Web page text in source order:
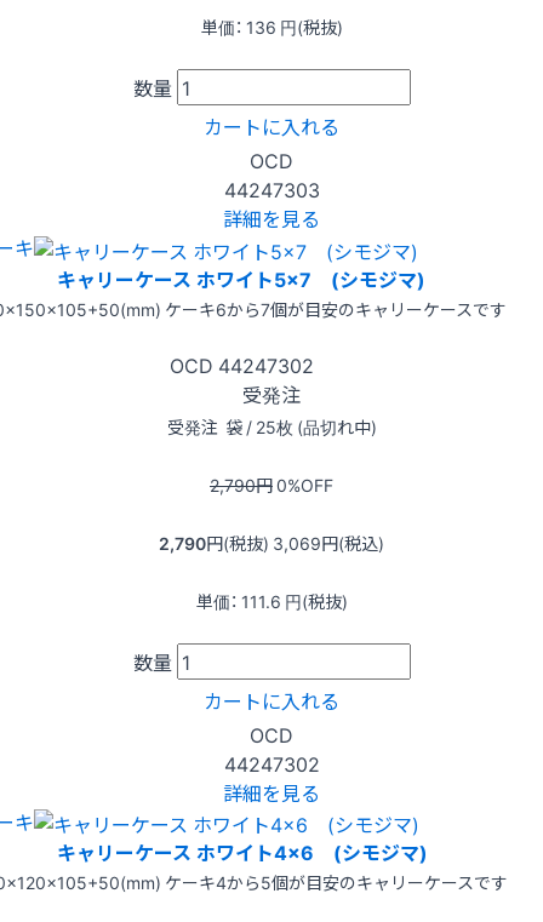
単価： 136 円(税抜)
数量
カートに入れる
OCD
44247303
詳細を見る
キ
キャリーケース ホワイト5×7 (シモジマ)
ケーキ6から7個が目安のキャリーケースです
OCD 44247302
受発注
受発注 袋 / 25枚 (品切れ中)
2,790円0%OFF
2,790円(税抜) 3,069円(税込)
単価： 111.6 円(税抜)
数量
カートに入れる
OCD
44247302
詳細を見る
キ
キャリーケース ホワイト4×6 (シモジマ)
ケーキ4から5個が目安のキャリーケースです